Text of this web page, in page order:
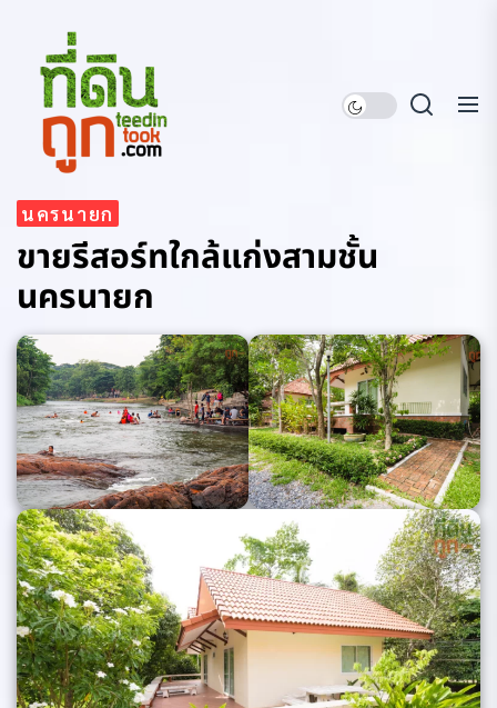
content
ที่ดินถูก
นครนายก
ขายรีสอร์ทใกล้แก่งสามชั้น
นครนายก